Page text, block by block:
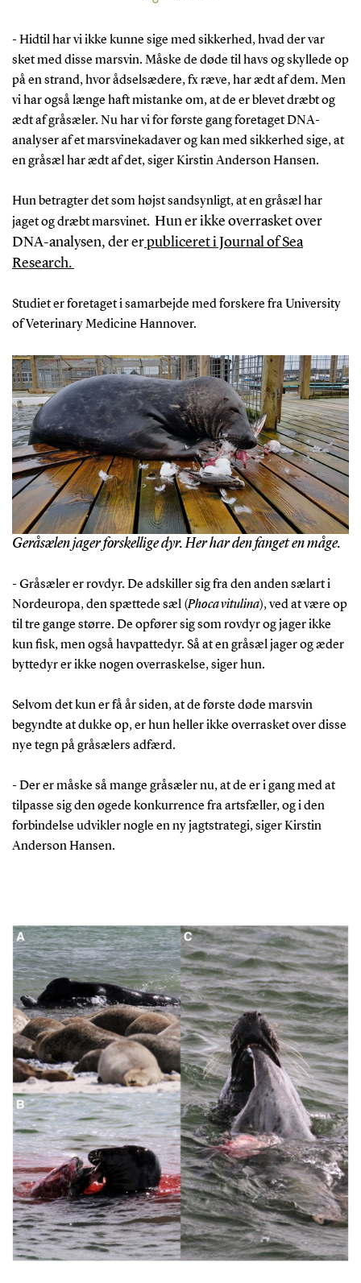
- Hidtil har vi ikke kunne sige med sikkerhed, hvad der var
sket med disse marsvin. Måske de døde til havs og skyllede op
på en strand, hvor ådselsædere, fx ræve, har ædt af dem. Men
vi har også længe haft mistanke om, at de er blevet dræbt og
ædt af gråsæler. Nu har vi for første gang foretaget DNA-
analyser af et marsvinekadaver og kan med sikkerhed sige, at
en gråsæl har ædt af det, siger Kirstin Anderson Hansen.
Hun betragter det som højst sandsynligt, at en gråsæl har
jaget og dræbt marsvinet. Hun er ikke overrasket over
DNA-analysen, der erpubliceret i Journal of Sea
Research.
Studiet er foretaget i samarbejde med forskere fra University
of Veterinary Medicine Hannover.
Geråsælen jager forskellige dyr. Her har den fanget en måge.
- Gråsæler er rovdyr. De adskiller sig fra den anden sælart i
Nordeuropa, den spættede sæl (Phoca vitulina), ved at være op
til tre gange større. De opfører sig som rovdyr og jager ikke
kun fisk, men også havpattedyr. Så at en gråsæl jager og æder
byttedyr er ikke nogen overraskelse, siger hun.
Selvom det kun er få år siden, at de første døde marsvin
begyndte at dukke op, er hun heller ikke overrasket over disse
nye tegn på gråsælers adfærd.
- Der er måske så mange gråsæler nu, at de er i gang med at
tilpasse sig den øgede konkurrence fra artsfæller, og i den
forbindelse udvikler nogle en ny jagtstrategi, siger Kirstin
Anderson Hansen.